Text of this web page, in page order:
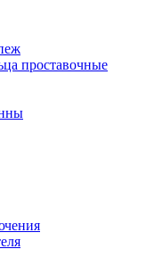
проставочные